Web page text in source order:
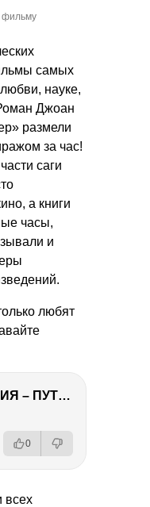
фильму
самых
науке,
Джоан
размели
за час!
саги
а книги
часы,
и
любят
СЕВЕРНАЯ ОСЕТИЯ – ПУТЕШЕСТВИЕ НА КАВКАЗ часть 4
0
всех